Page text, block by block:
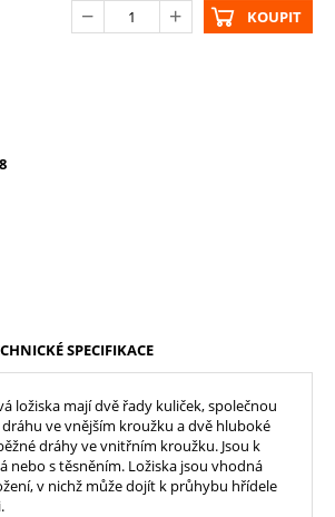
KOUPIT
SPECIFIKACE
ložiska mají dvě řady kuliček, společnou
ve vnějším kroužku a dvě hluboké
dráhy ve vnitřním kroužku. Jsou k
nebo s těsněním. Ložiska jsou vhodná
v nichž může dojít k průhybu hřídele